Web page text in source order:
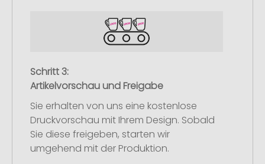
Schritt 3:
Artikelvorschau und Freigabe
Sie erhalten von uns eine kostenlose
Druckvorschau mit Ihrem Design. Sobald
Sie diese freigeben, starten wir
umgehend mit der Produktion.